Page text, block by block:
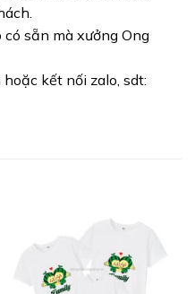
sẵn mà xưởng Ong
kết nối zalo, sdt: